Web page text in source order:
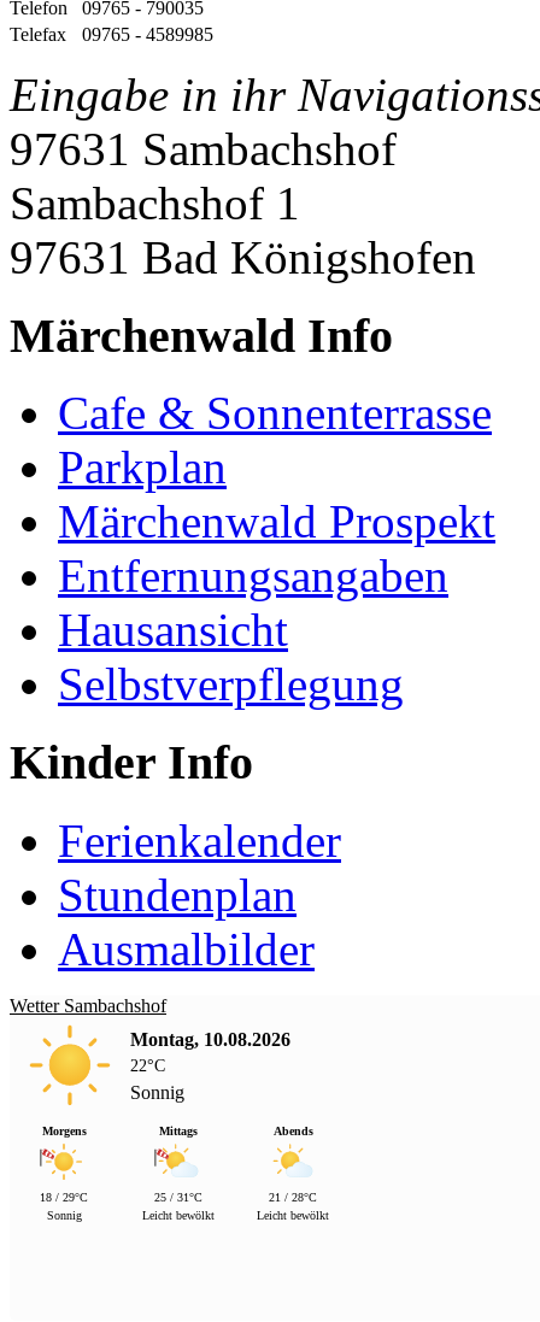
Telefon
09765 - 790035
Telefax
09765 - 4589985
Eingabe in ihr
97631 Sambachshof
Sambachshof 1
97631 Bad Königshofen
Märchenwald Info
Cafe & Sonnenterrasse
Parkplan
Märchenwald Prospekt
Entfernungsangaben
Hausansicht
Selbstverpflegung
Kinder Info
Ferienkalender
Stundenplan
Ausmalbilder
Wetter Sambachshof
Montag, 10.08.2026
22°C
Sonnig
Morgens
18 / 29°C
Sonnig
Mittags
25 / 31°C
Leicht bewölkt
Abends
21 / 28°C
Leicht bewölkt